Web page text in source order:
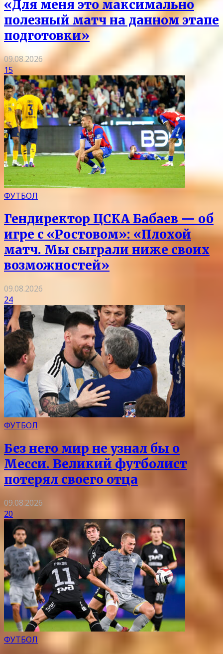
«Для меня это максимально
полезный матч на данном этапе
подготовки»
09.08.2026
15
ФУТБОЛ
Гендиректор ЦСКА Бабаев — об
игре с «Ростовом»: «Плохой
матч. Мы сыграли ниже своих
возможностей»
09.08.2026
24
ФУТБОЛ
Без него мир не узнал бы о
Месси. Великий футболист
потерял своего отца
09.08.2026
20
ФУТБОЛ